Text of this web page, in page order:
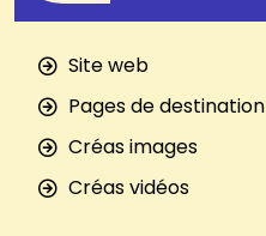
Site web
Pages de destination
Créas images
Créas vidéos